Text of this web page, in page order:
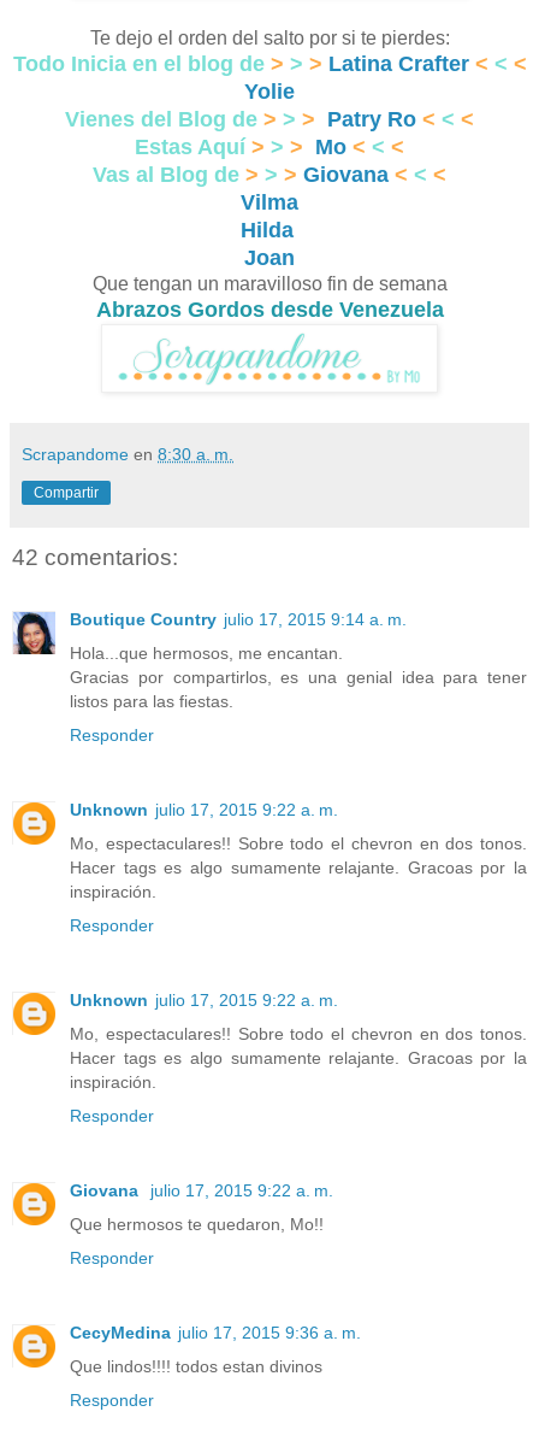
Te dejo el orden del salto por si te pierdes:
Todo Inicia en el blog de > > > Latina Crafter < < <
Yolie
Vienes del Blog de > > > Patry Ro < < <
Estas Aquí > > > Mo < < <
Vas al Blog de > > > Giovana < < <
Vilma
Hilda
Joan
Que tengan un maravilloso fin de semana
Abrazos Gordos desde Venezuela
Scrapandome en 8:30 a. m.
Compartir
42 comentarios:
Boutique Country julio 17, 2015 9:14 a. m.
Hola...que hermosos, me encantan.
Gracias por compartirlos, es una genial idea para tener
listos para las fiestas.
Responder
Unknown julio 17, 2015 9:22 a. m.
Mo, espectaculares!! Sobre todo el chevron en dos tonos.
Hacer tags es algo sumamente relajante. Gracoas por la
inspiración.
Responder
Unknown julio 17, 2015 9:22 a. m.
Mo, espectaculares!! Sobre todo el chevron en dos tonos.
Hacer tags es algo sumamente relajante. Gracoas por la
inspiración.
Responder
Giovana
julio 17, 2015 9:22 a. m.
Que hermosos te quedaron, Mo!!
Responder
CecyMedina julio 17, 2015 9:36 a. m.
Que lindos!!!! todos estan divinos
Responder